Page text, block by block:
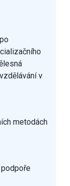
v
metodách
podpoře